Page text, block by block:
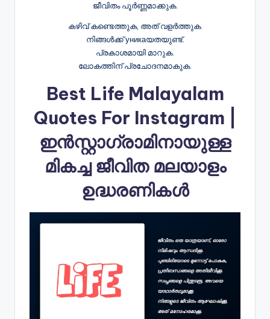
ജീവിതം പൂർണ്ണമാക്കുക.
കഴിവ് കണ്ടെത്തുക, അത് വളർത്തുക.
നിങ്ങൾക്ക് уникаയതയുണ്ട്.
പ്രകാശമായി മാറുക.
ലോകത്തിന് പ്രചോദനമാകുക.
Best Life Malayalam
Quotes For Instagram |
ഇൻസ്റ്റാഗ്രാമിനായുള്ള
മികച്ച ജീവിത മലയാളം
ഉദ്ധരണികൾ